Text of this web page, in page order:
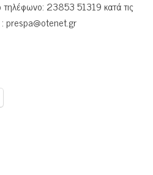
τηλέφωνο: 23853 51319 κατά τις
prespa@otenet.gr